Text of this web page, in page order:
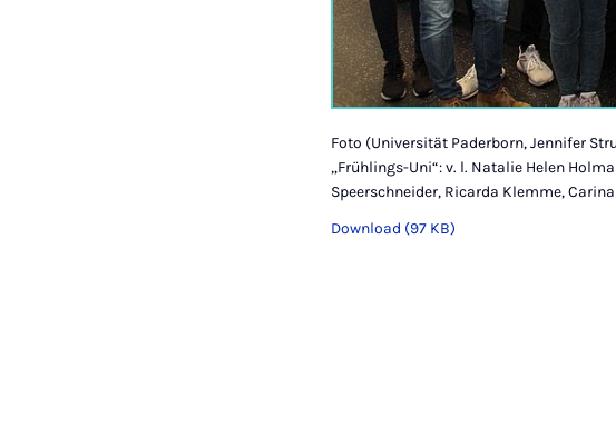
Foto (Universität Paderborn, Jennifer
„Frühlings-Uni“: v. l. Natalie Helen
Speerschneider, Ricarda Klemme,
Download (97 KB)